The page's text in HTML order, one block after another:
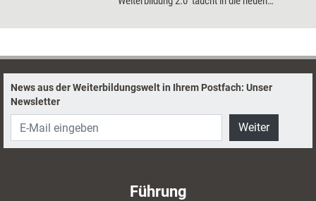
Personal Learning Environments, User
Unternehmen.
News aus der Weiterbildungswelt in Ihrem Postfach: Unser
Newsletter
Weiter
Führung